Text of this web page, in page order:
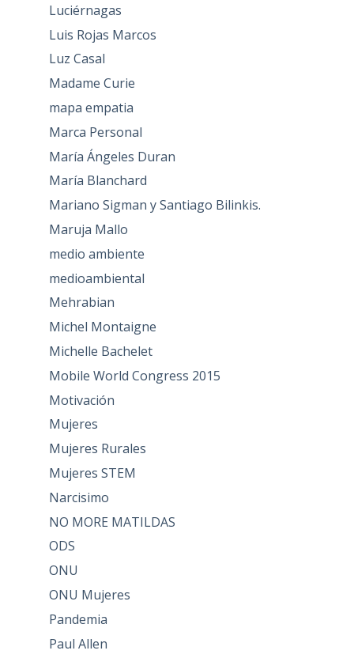
Luciérnagas
Luis Rojas Marcos
Luz Casal
Madame Curie
mapa empatia
Marca Personal
María Ángeles Duran
María Blanchard
Mariano Sigman y Santiago Bilinkis.
Maruja Mallo
medio ambiente
medioambiental
Mehrabian
Michel Montaigne
Michelle Bachelet
Mobile World Congress 2015
Motivación
Mujeres
Mujeres Rurales
Mujeres STEM
Narcisimo
NO MORE MATILDAS
ODS
ONU
ONU Mujeres
Pandemia
Paul Allen